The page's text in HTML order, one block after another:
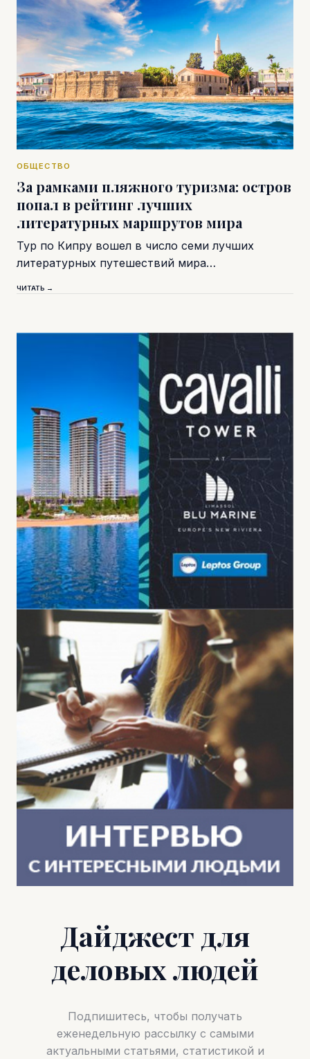
ОБЩЕСТВО
За рамками пляжного туризма: остров
попал в рейтинг лучших
литературных маршрутов мира
Тур по Кипру вошел в число семи лучших
литературных путешествий мира…
ЧИТАТЬ →
Дайджест для
деловых людей
Подпишитесь, чтобы получать
еженедельную рассылку с самыми
актуальными статьями, статистикой и